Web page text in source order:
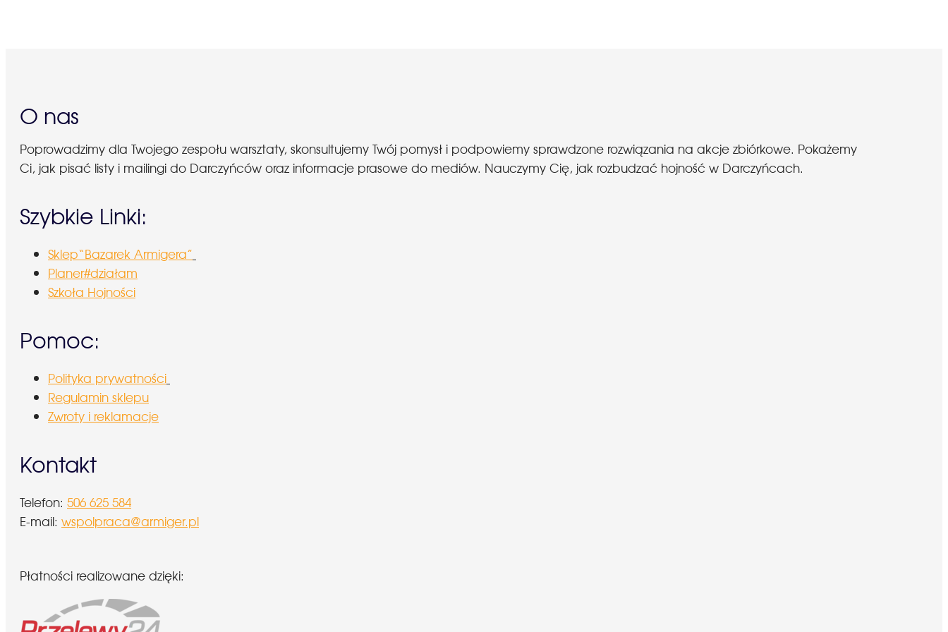
O nas
Poprowadzimy dla Twojego zespołu warsztaty, skonsultujemy Twój pomysł i podpowiemy sprawdzone rozwiązania na akcje zbiórkowe. Pokażemy
Ci, jak pisać listy i mailingi do Darczyńców oraz informacje prasowe do mediów. Nauczymy Cię, jak rozbudzać hojność w Darczyńcach.
Szybkie Linki:
Sklep“Bazarek Armigera”
Planer#działam
Szkoła Hojności
Pomoc:
Polityka prywatności
Regulamin sklepu
Zwroty i reklamacje
Kontakt
Telefon: 506 625 584
E-mail: wspolpraca@armiger.pl
Płatności realizowane dzięki: